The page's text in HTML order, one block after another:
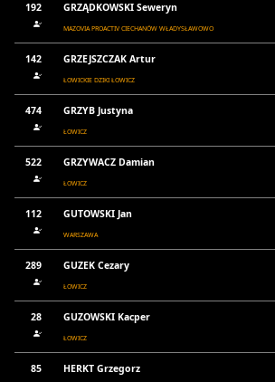
192 GRZĄDKOWSKI Seweryn
MAZOVIA PROACTIV CIECHANÓW WŁADYSŁAWOWO
142 GRZEJSZCZAK Artur
ŁOWICKIE DZIKI ŁOWICZ
474 GRZYB Justyna
ŁOWICZ
522 GRZYWACZ Damian
ŁOWICZ
112 GUTOWSKI Jan
WARSZAWA
289 GUZEK Cezary
ŁOWICZ
28 GUZOWSKI Kacper
ŁOWICZ
85 HERKT Grzegorz